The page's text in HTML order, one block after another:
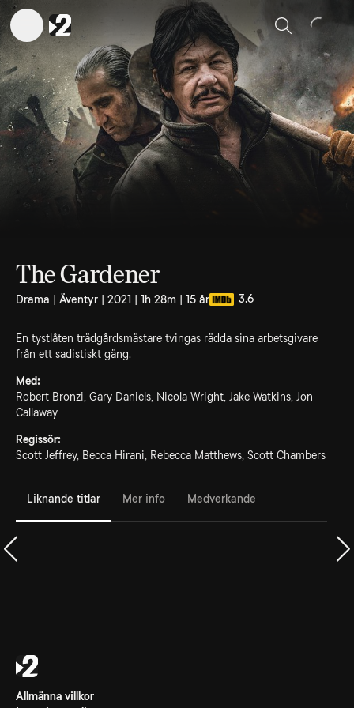
Sök
The Gardener
Drama | Äventyr | 2021 | 1h 28m | 15 år 3.6
En tystlåten trädgårdsmästare tvingas rädda sina arbetsgivare
från ett sadistiskt gäng.
Med:
Robert Bronzi, Gary Daniels, Nicola Wright, Jake Watkins, Jon
Callaway
Regissör:
Scott Jeffrey, Becca Hirani, Rebecca Matthews, Scott Chambers
Liknande titlar Mer info Medverkande
Allmänna villkor